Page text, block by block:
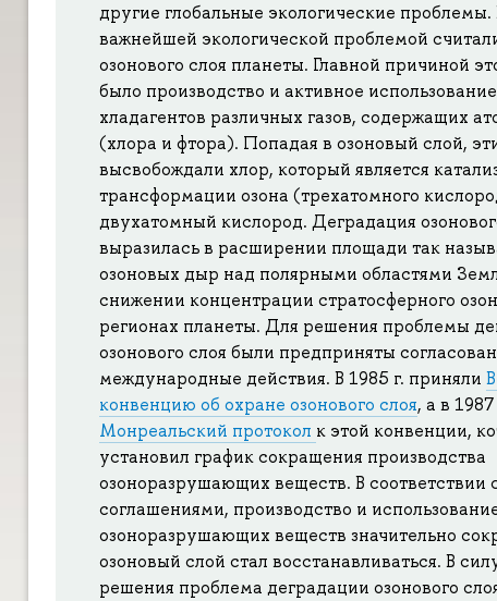
другие глобальные экологические проблемы.
важнейшей экологической проблемой
озонового слоя планеты. Главной причиной
было производство и активное
хладагентов различных газов, содержащих
(хлора и фтора). Попадая в озоновый слой,
высвобождали хлор, который является
трансформации озона (трехатомного
двухатомный кислород. Деградация
выразилась в расширении площади так
озоновых дыр над полярными областями
снижении концентрации стратосферного
регионах планеты. Для решения проблемы
озонового слоя были предприняты
международные действия. В 1985 г. приняли
конвенцию об охране озонового слоя, а в 1987
Монреальский протокол к этой конвенции,
установил график сокращения производства
озоноразрушающих веществ. В соответствии
соглашениями, производство и
озоноразрушающих веществ значительно
озоновый слой стал восстанавливаться. В
решения проблема деградации озонового